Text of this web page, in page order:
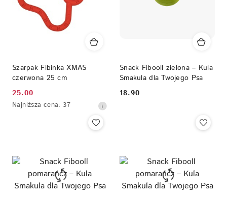
Szarpak Fibinka XMAS
czerwona 25 cm
Cena
promocyjna:
25.00
Najniższa
obniżką
Najniższa cena: 37
Snack Fibooll zielona – Kula
Smakula dla Twojego Psa
Cena:
18.90